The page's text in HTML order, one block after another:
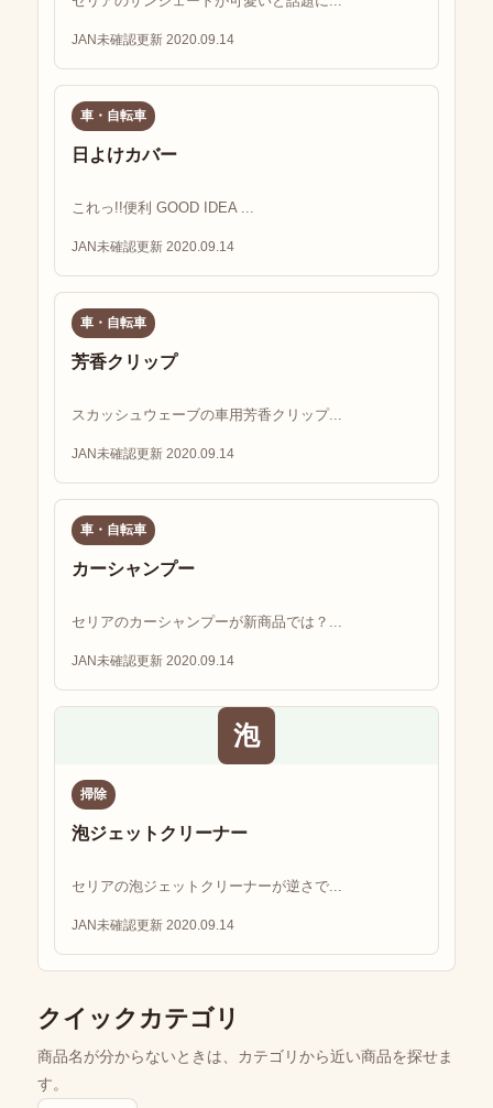
JAN未確認更新 2020.09.14
車・自転車
日よけカバー
これっ!!便利 GOOD IDEA ...
JAN未確認更新 2020.09.14
車・自転車
芳香クリップ
スカッシュウェーブの車用芳香クリップ...
JAN未確認更新 2020.09.14
車・自転車
カーシャンプー
セリアのカーシャンプーが新商品では？...
JAN未確認更新 2020.09.14
泡
掃除
泡ジェットクリーナー
セリアの泡ジェットクリーナーが逆さで...
JAN未確認更新 2020.09.14
クイックカテゴリ
商品名が分からないときは、カテゴリから近い商品を探せま
す。